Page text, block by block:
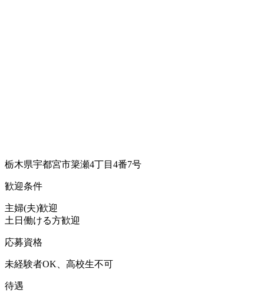
栃木県宇都宮市簗瀬4丁目4番7号
歓迎条件
主婦(夫)歓迎
土日働ける方歓迎
応募資格
未経験者OK、高校生不可
待遇